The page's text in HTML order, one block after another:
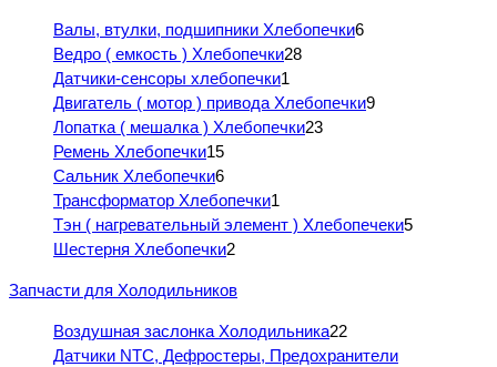
Валы, втулки, подшипники Хлебопечки6
Ведро ( емкость ) Хлебопечки28
Датчики-сенсоры хлебопечки1
Двигатель ( мотор ) привода Хлебопечки9
Лопатка ( мешалка ) Хлебопечки23
Ремень Хлебопечки15
Сальник Хлебопечки6
Трансформатор Хлебопечки1
Тэн ( нагревательный элемент ) Хлебопечеки5
Шестерня Хлебопечки2
Запчасти для Холодильников
Воздушная заслонка Холодильника22
Датчики NTC, Дефростеры, Предохранители